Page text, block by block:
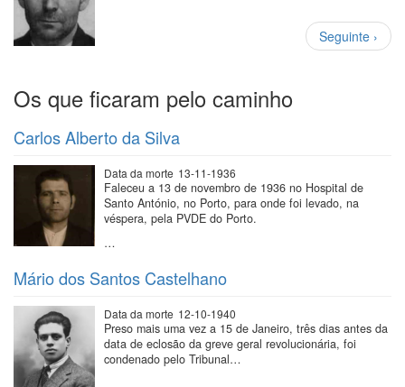
Paginação
Próxima
página
Seguinte ›
Os que ficaram pelo caminho
Carlos Alberto da Silva
Data da morte 13-11-1936
Faleceu a 13 de novembro de 1936 no Hospital de
Santo António, no Porto, para onde foi levado, na
véspera, pela PVDE do Porto.
…
Mário dos Santos Castelhano
Data da morte 12-10-1940
Preso mais uma vez a 15 de Janeiro, três dias antes da
data de eclosão da greve geral revolucionária, foi
condenado pelo Tribunal…